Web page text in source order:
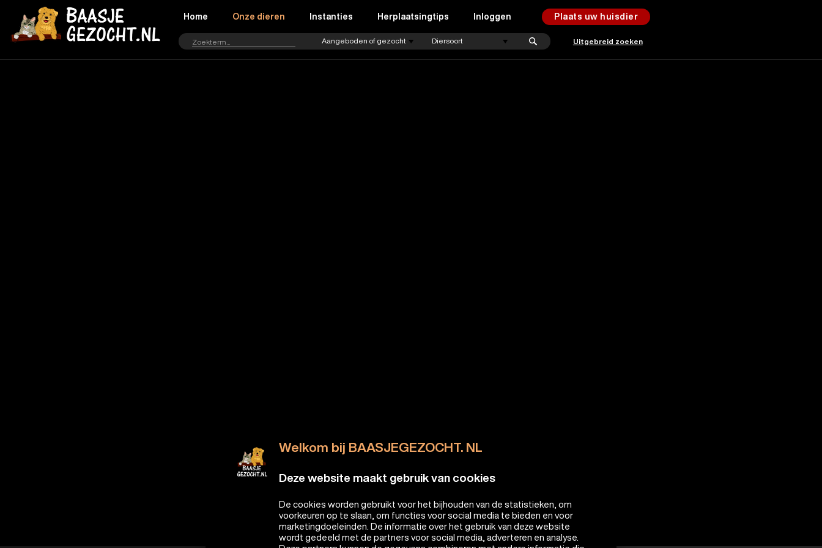
Welkom bij BAASJEGEZOCHT. NL
Deze website maakt gebruik van cookies
De cookies worden gebruikt voor het bijhouden van de statistieken, om
voorkeuren op te slaan, om functies voor social media te bieden en voor
marketingdoeleinden. De informatie over het gebruik van deze website
wordt gedeeld met de partners voor social media, adverteren en analyse.
Home Onze dieren Instanties Herplaatsingtips Inloggen Plaats uw huisdier
Uitgebreid zoeken